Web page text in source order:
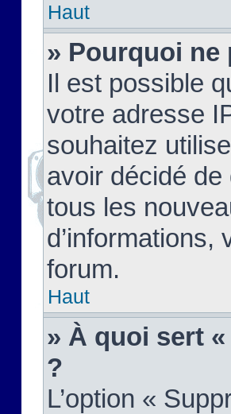
Haut
» Pourquoi ne
Il est possible
votre adresse
souhaitez
avoir décidé de
tous les
forum.
Haut
» À quoi sert
?
L’option «